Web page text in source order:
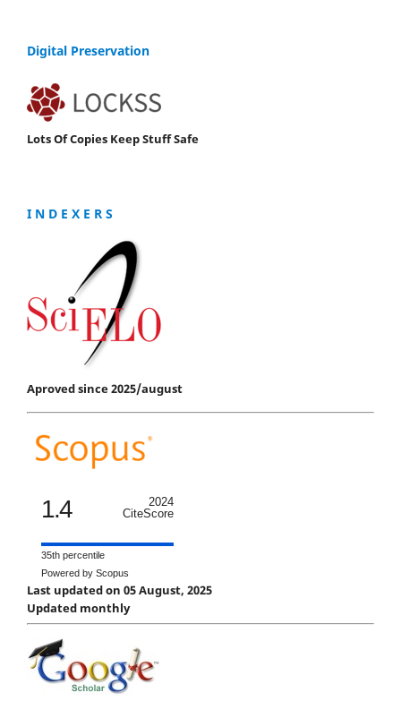
Digital Preservation
Lots Of Copies Keep Stuff Safe
I N D E X E R S
Aproved since 2025/august
1.4
2024
CiteScore
35th percentile
Powered by Scopus
Last updated on 05 August, 2025
Updated monthly